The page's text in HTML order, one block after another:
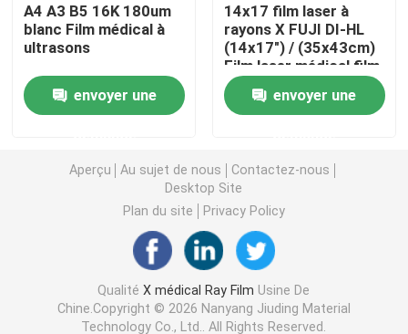
Film sec médical
Film de rayon de l'ANIMAL FAMILIER X
papier de photo de rc
Film de transfert de chaleur
film thermique médical
A4 A3 B5 16K 180um
blanc Film médical à
ultrasons
envoyer une
14x17 film laser à
rayons X FUJI DI-HL
(14x17") / (35x43cm)
Film laser médical film
fuji à sec
envoyer une
Aperçu Au sujet de nous
Contactez-nous
Desktop Site
Plan du site
Privacy Policy
QualitéX médical Ray Film Usine De
Chine.Copyright © 2026 Nanyang Jiuding Material
Technology Co., Ltd.. All Rights Reserved.